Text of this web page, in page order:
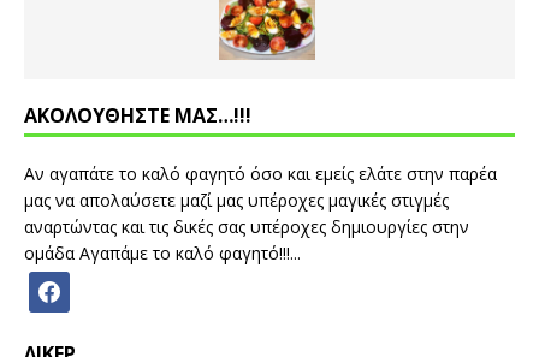
ΑΚΟΛΟΥΘΗΣΤΕ ΜΑΣ…!!!
Αν αγαπάτε το καλό φαγητό όσο και εμείς ελάτε στην παρέα
μας να απολαύσετε μαζί μας υπέροχες μαγικές στιγμές
αναρτώντας και τις δικές σας υπέροχες δημιουργίες στην
ομάδα Αγαπάμε το καλό φαγητό!!!...